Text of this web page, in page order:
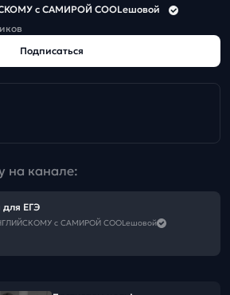
с САМИРОЙ COOLешовой
Подписаться
на канале:
ЕГЭ
ЕГЭ ПО АНГЛИЙСКОМУ с САМИРОЙ COOLешовой